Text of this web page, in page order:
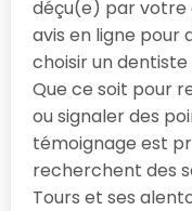
déçu(e) par votre
avis en ligne pour
choisir un
Que ce soit pour
ou signaler des
témoignage est
recherchent des
Tours et ses